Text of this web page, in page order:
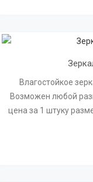
Влагостойкое
Возможен любой
цена за 1 штуку